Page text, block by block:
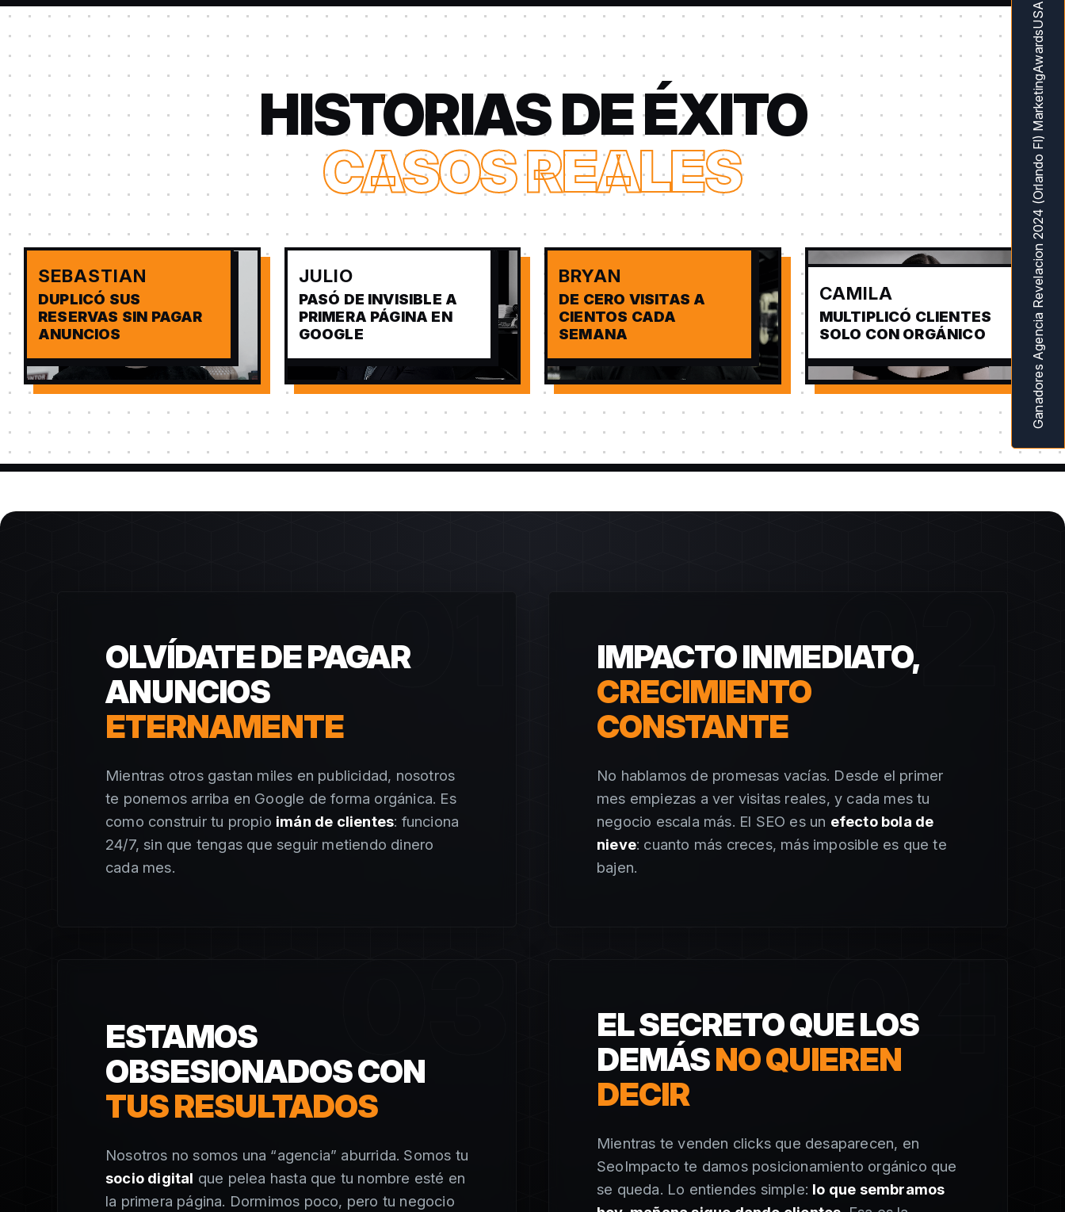
HISTORIAS DE ÉXITO
CASOS REALES
SEBASTIAN
DUPLICÓ SUS
RESERVAS SIN PAGAR
ANUNCIOS
JULIO
PASÓ DE INVISIBLE A
PRIMERA PÁGINA EN
GOOGLE
BRYAN
DE CERO VISITAS A
CIENTOS CADA
SEMANA
CAMILA
MULTIPLICÓ CLIENTES
SOLO CON ORGÁNICO
01
OLVÍDATE DE PAGAR
ANUNCIOS
ETERNAMENTE
Mientras otros gastan miles en publicidad, nosotros
te ponemos arriba en Google de forma orgánica. Es
como construir tu propio imán de clientes: funciona
24/7, sin que tengas que seguir metiendo dinero
cada mes.
02
IMPACTO INMEDIATO,
CRECIMIENTO
CONSTANTE
No hablamos de promesas vacías. Desde el primer
mes empiezas a ver visitas reales, y cada mes tu
negocio escala más. El SEO es un efecto bola de
nieve: cuanto más creces, más imposible es que te
bajen.
ESTAMOS
OBSESIONADOS CON
TUS RESULTADOS
Nosotros no somos una “agencia” aburrida. Somos tu
socio digital que pelea hasta que tu nombre esté en
la primera página. Dormimos poco, pero tu negocio
04
EL SECRETO QUE LOS
DEMÁSNO QUIEREN
DECIR
Mientras te venden clicks que desaparecen, en
SeoImpacto te damos posicionamiento orgánico que
se queda. Lo entiendes simple: lo que sembramos
Ganadores Agencia Revelacion 2024 (Orlando Fl) MarketingAwardsUSA